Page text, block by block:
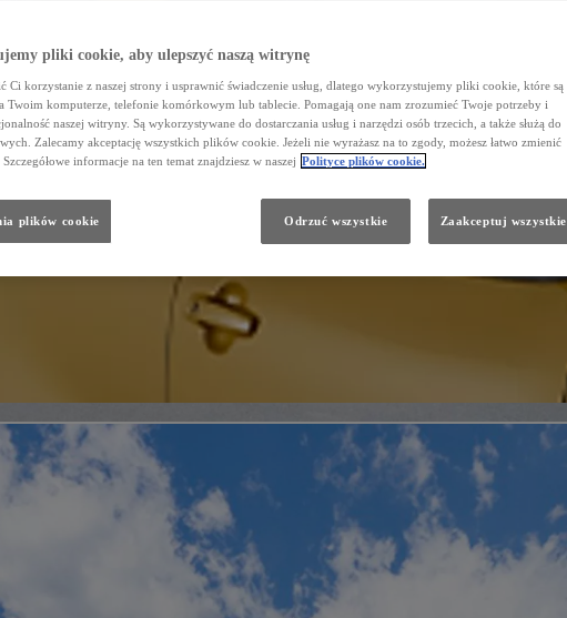
pliki cookie, aby ulepszyć naszą witrynę
Ci korzystanie z naszej strony i usprawnić świadczenie usług, dlatego wykorzystujemy pliki cookie, które są
Twoim komputerze, telefonie komórkowym lub tablecie. Pomagają one nam zrozumieć Twoje potrzeby i
naszej witryny. Są wykorzystywane do dostarczania usług i narzędzi osób trzecich, a także służą do
Zalecamy akceptację wszystkich plików cookie. Jeżeli nie wyrażasz na to zgody, możesz łatwo zmienić
informacje na ten temat znajdziesz w naszej Polityce plików cookie.
plików cookie Odrzuć wszystkie Zaakceptuj wszystkie